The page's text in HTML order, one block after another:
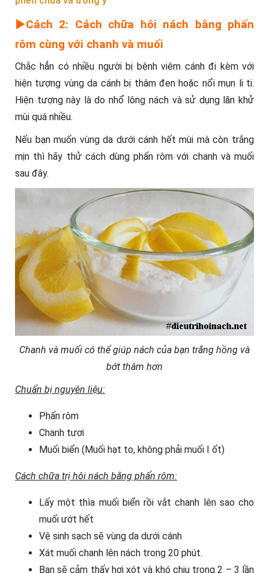
►Cách 2: Cách chữa hôi nách bằng phấn
rôm cùng với chanh và muối
Chắc hẳn có nhiều người bị bệnh viêm cánh đi kèm với
hiện tượng vùng da cánh bị thâm đen hoặc nổi mụn li ti.
Hiện tượng này là do nhổ lông nách và sử dụng lăn khử
mùi quá nhiều.
Nếu bạn muốn vùng da dưới cánh hết mùi mà còn trắng
mịn thì hãy thử cách dùng phấn rôm với chanh và muối
sau đây.
Chanh và muối có thể giúp nách của bạn trắng hồng và
bớt thâm hơn
Chuẩn bị nguyên liệu:
Phấn rôm
Chanh tươi
Muối biển (Muối hạt to, không phải muối I ốt)
Cách chữa trị hôi nách bằng phấn rôm:
Lấy một thìa muối biển rồi vắt chanh lên sao cho
muối ướt hết
Vệ sinh sạch sẽ vùng da dưới cánh
Xát muối chanh lên nách trong 20 phút.
Bạn sẽ cảm thấy hơi xót và khó chịu trong 2 – 3 lần